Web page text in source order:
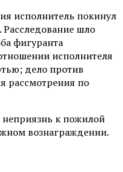
исполнитель покинул
Расследование шло
фигуранта
исполнителя
дело против
рассмотрения по
к пожилой
вознаграждении.